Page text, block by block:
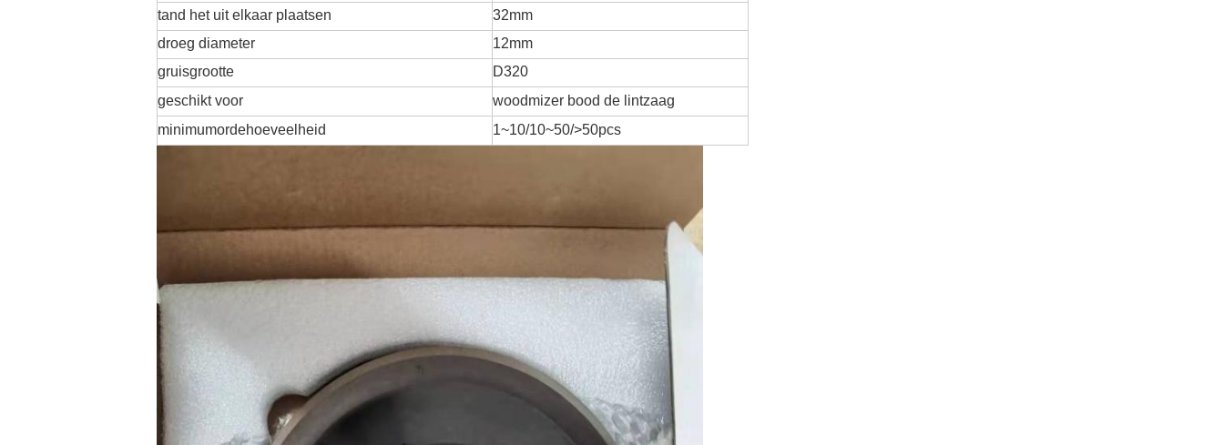
tand het uit elkaar plaatsen
32mm
droeg diameter
12mm
gruisgrootte
D320
geschikt voor
woodmizer bood de lintzaag
minimumordehoeveelheid
1~10/10~50/>50pcs